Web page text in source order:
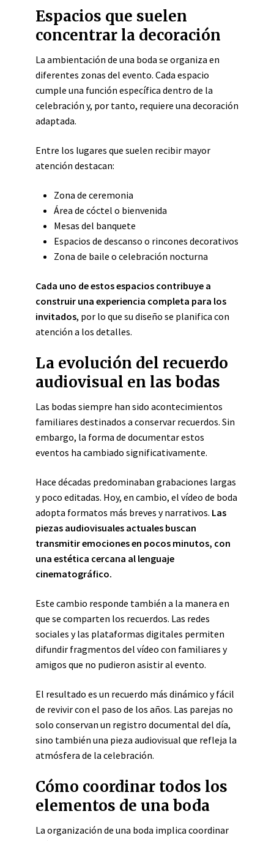
Espacios que suelen
concentrar la decoración
La ambientación de una boda se organiza en
diferentes zonas del evento. Cada espacio
cumple una función específica dentro de la
celebración y, por tanto, requiere una decoración
adaptada.
Entre los lugares que suelen recibir mayor
atención destacan:
Zona de ceremonia
Área de cóctel o bienvenida
Mesas del banquete
Espacios de descanso o rincones decorativos
Zona de baile o celebración nocturna
Cada uno de estos espacios contribuye a
construir una experiencia completa para los
invitados, por lo que su diseño se planifica con
atención a los detalles.
La evolución del recuerdo
audiovisual en las bodas
Las bodas siempre han sido acontecimientos
familiares destinados a conservar recuerdos. Sin
embargo, la forma de documentar estos
eventos ha cambiado significativamente.
Hace décadas predominaban grabaciones largas
y poco editadas. Hoy, en cambio, el vídeo de boda
adopta formatos más breves y narrativos. Las
piezas audiovisuales actuales buscan
transmitir emociones en pocos minutos, con
una estética cercana al lenguaje
cinematográfico.
Este cambio responde también a la manera en
que se comparten los recuerdos. Las redes
sociales y las plataformas digitales permiten
difundir fragmentos del vídeo con familiares y
amigos que no pudieron asistir al evento.
El resultado es un recuerdo más dinámico y fácil
de revivir con el paso de los años. Las parejas no
solo conservan un registro documental del día,
sino también una pieza audiovisual que refleja la
atmósfera de la celebración.
Cómo coordinar todos los
elementos de una boda
La organización de una boda implica coordinar